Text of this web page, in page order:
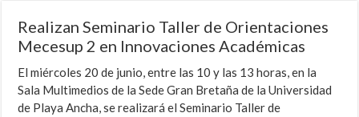
Realizan Seminario Taller de Orientaciones
Mecesup 2 en Innovaciones Académicas
El miércoles 20 de junio, entre las 10 y las 13 horas, en la
Sala Multimedios de la Sede Gran Bretaña de la Universidad
de Playa Ancha, se realizará el Seminario Taller de